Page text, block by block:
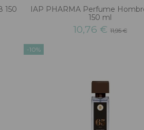
150
IAP PHARMA Perfume
150 ml
10,76 €11,95 €
-10%